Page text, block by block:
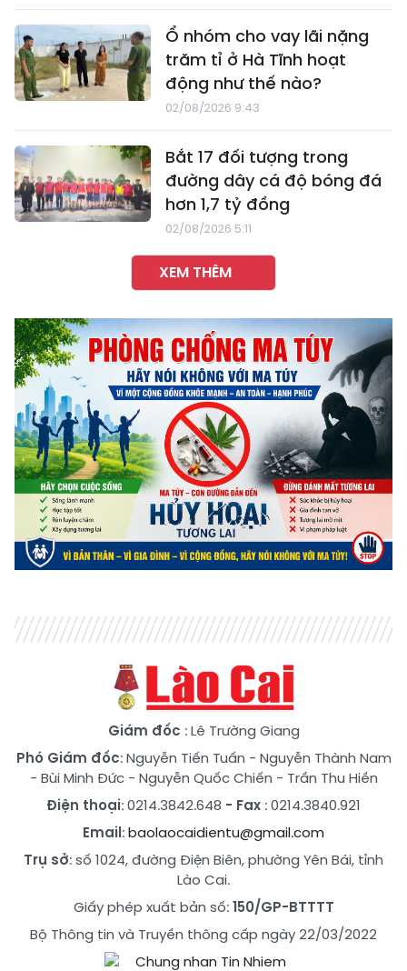
Ổ nhóm cho vay lãi nặng
trăm tỉ ở Hà Tĩnh hoạt
động như thế nào?
02/08/2026 9:43
Bắt 17 đối tượng trong
đường dây cá độ bóng đá
hơn 1,7 tỷ đồng
02/08/2026 5:11
XEM THÊM
Giám đốc : Lê Trường Giang
Phó Giám đốc:Nguyễn Tiến Tuấn - Nguyễn Thành Nam
- Bùi Minh Đức- Nguyễn Quốc Chiến - Trần Thu Hiền
Điện thoại: 0214.3842.648 - Fax : 0214.3840.921
Email:baolaocaidientu@gmail.com
Trụ sở: số 1024, đường Điện Biên, phường Yên Bái, tỉnh
Lào Cai.
Giấy phép xuất bản số:150/GP-BTTTT
Bộ Thông tin và Truyền thông cấp ngày 22/03/2022